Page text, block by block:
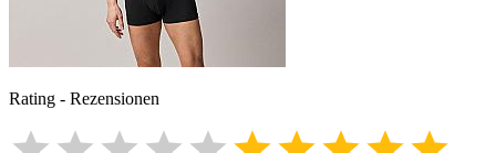
Rating - Rezensionen